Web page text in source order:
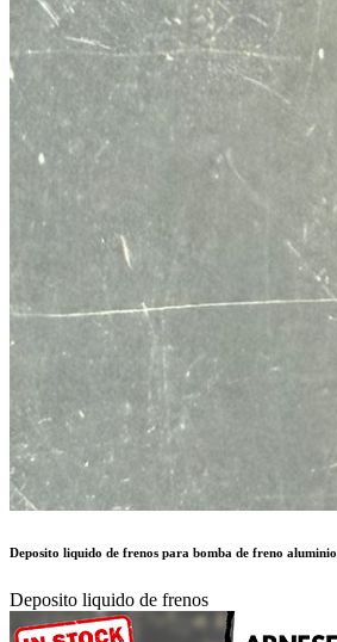
Deposito liquido de frenos para bomba de freno aluminio
Deposito liquido de frenos